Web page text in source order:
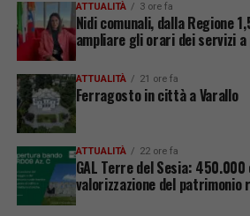
ATTUALITÀ 3 ore fa
Nidi comunali, dalla Regione
ampliare gli orari dei servizi
ATTUALITÀ 21 ore fa
Ferragosto in città a Varallo
ATTUALITÀ 22 ore fa
GAL Terre del Sesia:
valorizzazione del patrimonio